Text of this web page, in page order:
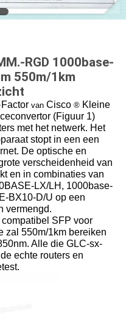
RGD 1000base-
550m/1km
Factor vanCisco ®Kleine
(Figuur 1)
met het netwerk. Het
stopt in een een
De optische en
verscheidenheid van
en in combinaties van
LX/LH, 1000base-
BX10-D/U op een
vermengd.
SFP voor
zal 550m/1km bereiken
Alle die GLC-sx-
echte routers en